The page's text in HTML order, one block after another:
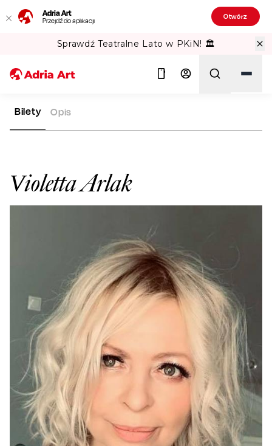
Adria Art
Przejdź do aplikacji Otwórz
Sprawdź Teatralne Lato w PKiN! 🏛️
ADRIA ART
Violetta Arlak
Bilety Opis